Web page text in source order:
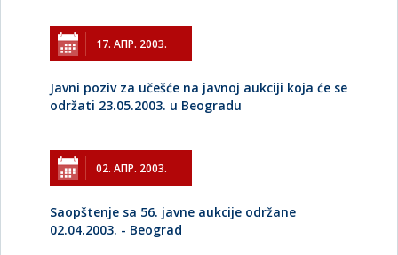
17. АПР. 2003.
Javni poziv za učešće na javnoj aukciji koja će se
održati 23.05.2003. u Beogradu
02. АПР. 2003.
Saopštenje sa 56. javne aukcije održane
02.04.2003. - Beograd